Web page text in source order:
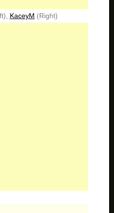
KaceyM (Right)